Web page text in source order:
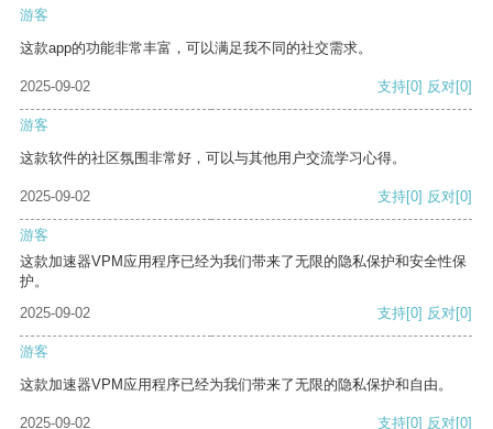
游客
这款app的功能非常丰富，可以满足我不同的社交需求。
2025-09-02 支持[0] 反对[0]
游客
这款软件的社区氛围非常好，可以与其他用户交流学习心得。
2025-09-02 支持[0] 反对[0]
游客
这款加速器VPM应用程序已经为我们带来了无限的隐私保护和安全性保
护。
2025-09-02
支持[0] 反对[0]
游客
这款加速器VPM应用程序已经为我们带来了无限的隐私保护和自由。
2025-09-02 支持[0] 反对[0]